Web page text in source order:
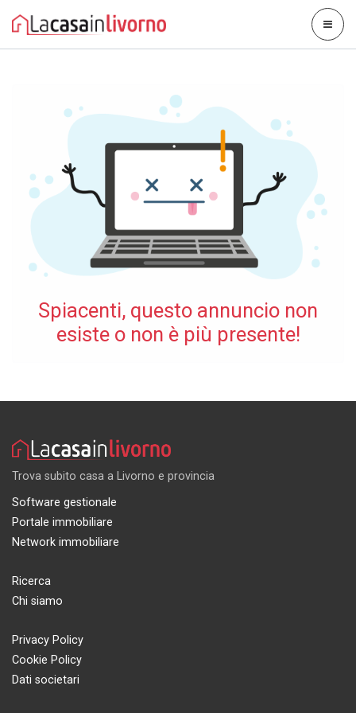
Spiacenti, questo annuncio non
esiste o non è più presente!
Trova subito casa a Livorno e provincia
Software gestionale
Portale immobiliare
Network immobiliare
Ricerca
Chi siamo
Privacy Policy
Cookie Policy
Dati societari